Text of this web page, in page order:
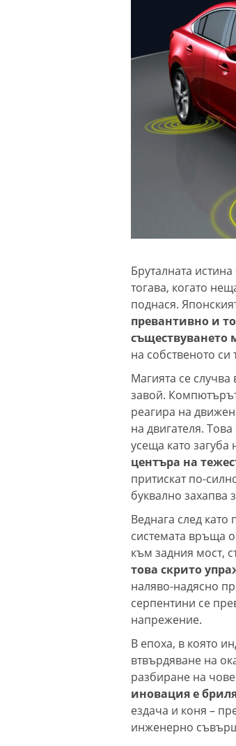
Бруталната
тогава, когато
поднася.
превантивно и
съществуването
на собственото си
Магията се
завой.
реагира на
на двигателя.
усеща като загуба
центъра на
притискат по-
буквално захапва
Веднага след
системата връща
към задния мост,
това скрито
наляво-надясно
серпентини се
напрежение.
В епоха, в която
втвърдяване на
разбиране на
иновация е
ездача и коня –
инженерно